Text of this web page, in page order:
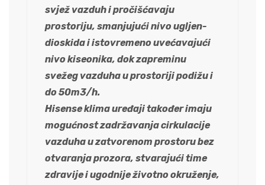
svjež vazduh i pročišćavaju
prostoriju, smanjujući nivo ugljen-
dioskida i istovremeno uvećavajući
nivo kiseonika, dok zapreminu
svežeg vazduha u prostoriji podižu i
do 50m3/h.
Hisense klima uređaji također imaju
mogućnost zadržavanja cirkulacije
vazduha u zatvorenom prostoru bez
otvaranja prozora, stvarajući time
zdravije i ugodnije životno okruženje,